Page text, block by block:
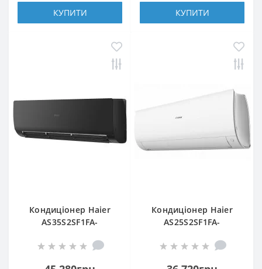
КУПИТИ КУПИТИ
Кондиціонер Haier
AS35S2SF1FA-
Кондиціонер Haier
AS25S2SF1FA-